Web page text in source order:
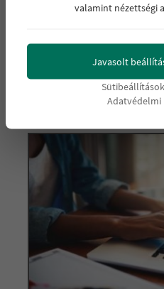
valamint nézettségi
Javasolt